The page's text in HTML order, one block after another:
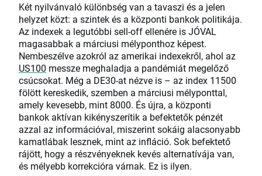
Két nyilvánvaló különbség van a tavaszi és a jelen
helyzet közt: a szintek és a központi bankok politikája.
Az indexek a legutóbbi sell-off ellenére is JÓVAL
magasabbak a márciusi mélyponthoz képest.
Nembeszélve azokról az amerikai indexekről, ahol az
US100 messze meghaladja a pandémiát megelőző
csúcsokat. Még a DE30-at nézve is – az index 11500
fölött kereskedik, szemben a márciusi mélyponttal,
amely kevesebb, mint 8000. És újra, a központi
bankok aktívan kikényszerítik a befektetők pénzét
azzal az információval, miszerint sokáig alacsonyabb
kamatlábak lesznek, mint az infláció. Sok befektető
rájött, hogy a részvényeknek kevés alternatívája van,
és mélyebb korrekcióra várnak. Ez is ilyen.